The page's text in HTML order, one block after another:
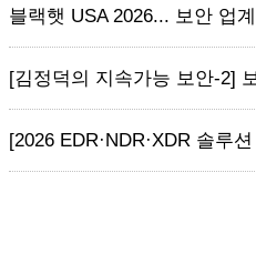
블랙햇 USA 2026... 보안 업
[김정덕의 지속가능 보안-2]
[2026 EDR·NDR·XDR 솔루